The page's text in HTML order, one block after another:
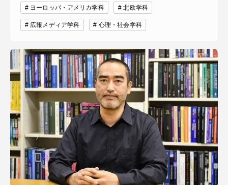
ヨーロッパ・アメリカ学科 北欧学科
広報メディア学科 心理・社会学科